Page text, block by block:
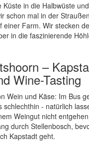
Küste in die Halbwüste
schon mal in der
einer Farm. Wir stecken
in die faszinierende
–
Wine-Tasting
Wein und Käse: Im Bus
schlechthin - natürlich
Weingut nicht
durch Stellenbosch,
Kapstadt geht.